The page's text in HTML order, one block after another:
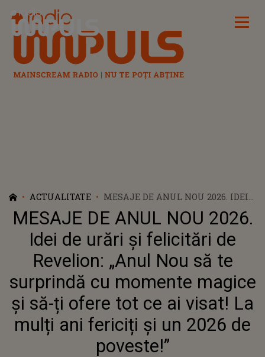
Radio Impuls
ACTUALITATE
MESAJE DE ANUL NOU 2026. IDEI
DE URĂRI ŞI FELICITĂRI DE
REVELION: „ANUL NOU SĂ TE
SURPRINDĂ CU MOMENTE
MAGICE ȘI SĂ-ȚI OFERE TOT CE AI
VISAT! LA MULȚI ANI FERICIȚI ȘI
UN 2026 DE POVESTE!”
MESAJE DE ANUL NOU 2026.
Idei de urări şi felicitări de
Revelion: „Anul Nou să te
surprindă cu momente magice
și să-ți ofere tot ce ai visat! La
mulți ani fericiți și un 2026 de
poveste!”